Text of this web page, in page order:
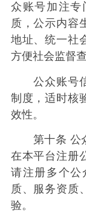
众账号加注专
质，公示内容
地址、统一社
方便社会监督查
公众账号信
制度，适时核
效性。
第十条 公众
在本平台注册
请注册多个公
质、服务资质
验。